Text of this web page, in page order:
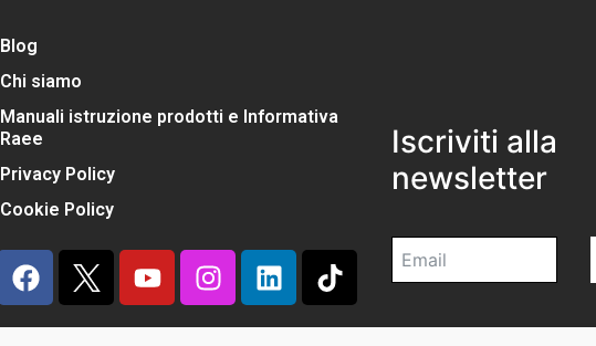
Blog
Chi siamo
Manuali istruzione prodotti e Informativa
Raee
Privacy Policy
Cookie Policy
Iscriviti alla
newsletter